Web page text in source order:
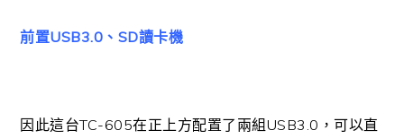
前置USB3.0、SD讀卡機
因此這台TC-605在正上方配置了兩組USB3.0，可以直